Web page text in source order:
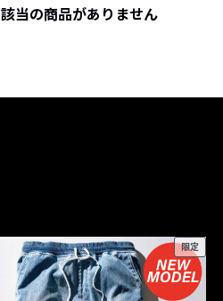
該当の商品がありません
限定